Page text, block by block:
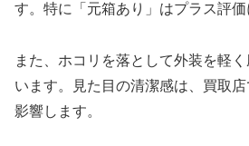
す。特に「元箱あり」はプラス評価
また、ホコリを落として外装を軽
います。見た目の清潔感は、買取
影響します。